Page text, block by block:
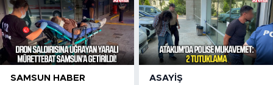
SAMSUN HABER ASAYIŞ